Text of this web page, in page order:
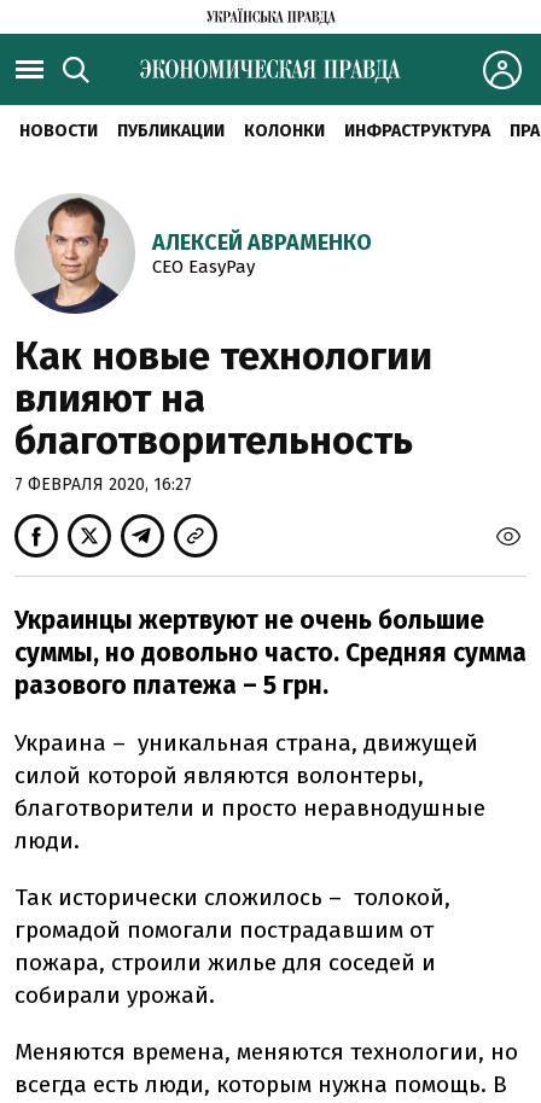
НОВОСТИ ПУБЛИКАЦИИ КОЛОНКИ ИНФРАСТРУКТУРА
АЛЕКСЕЙ АВРАМЕНКО
CEO EasyPay
Как новые технологии
влияют на
благотворительность
7 ФЕВРАЛЯ 2020, 16:27
Украинцы жертвуют не очень большие
суммы, но довольно часто. Средняя сумма
разового платежа – 5 грн.
Украина – уникальная страна, движущей
силой которой являются волонтеры,
благотворители и просто неравнодушные
люди.
Так исторически сложилось – толокой,
громадой помогали пострадавшим от
пожара, строили жилье для соседей и
собирали урожай.
Меняются времена, меняются технологии, но
всегда есть люди, которым нужна помощь. В